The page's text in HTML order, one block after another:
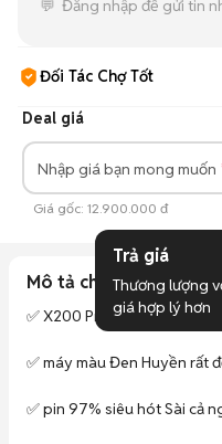
Đối Tác Chợ Tốt
Cam kết hàng đúng mô tả,
Deal giá
Nhập giá bạn mong muốn
Giá gốc: 12.900.000 đ
Mô tả chi tiết
✅ X200 Pro mini 16/512
✅ máy màu Đen Huyền rất
✅ pin 97% siêu hót Sài cả
Trả giá
Thương lượng
giá hợp lý hơn